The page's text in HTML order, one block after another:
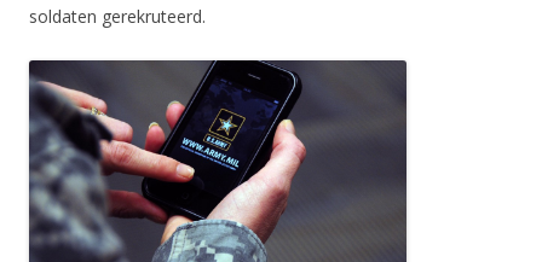
soldaten gerekruteerd.